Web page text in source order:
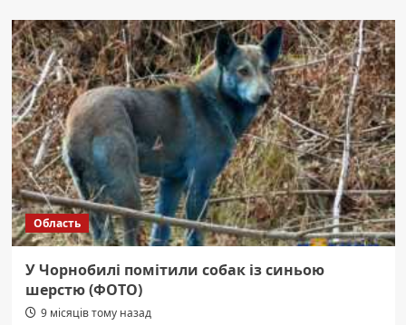
Київщині
дев’ять
громад
отримали
нові
шкільні
автобуси
Область
У Чорнобилі помітили собак із синьою
шерстю (ФОТО)
9 місяців тому назад